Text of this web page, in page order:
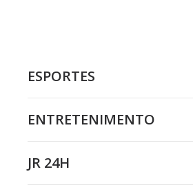
ESPORTES
ENTRETENIMENTO
JR 24H